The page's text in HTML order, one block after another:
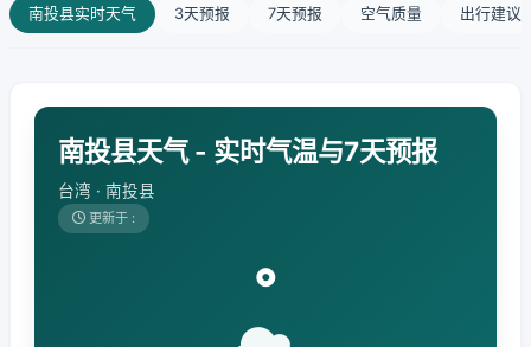
南投县实时天气 3天预报 7天预报 空气质量 出行建议
南投县天气 - 实时气温与7天预报
台湾 · 南投县
更新于 :
°